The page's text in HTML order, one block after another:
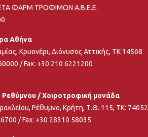
ΦΑΡΜ ΤΡΟΦΙΜΩΝ Α.Β.Ε.Ε.
Αθήνα
Κρυονέρι, Διόνυσος Αττικής, ΤΚ 14568
/ Fax: +30 210 6221200
/ Χοιροτροφική μονάδα
Ρέθυμνο, Κρήτη, Τ.Θ. 115, ΤΚ: 74052
/ Fax: +30 28310 58035